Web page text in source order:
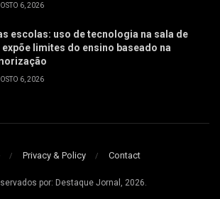
6, 2026
escolas: uso de tecnologia na sala de
expõe limites do ensino baseado na
6, 2026
Privacy & Policy Contact
por: Destaque Jornal, 2026.